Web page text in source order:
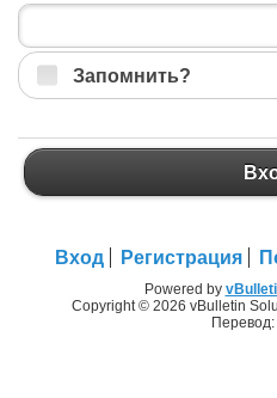
Запомнить?
Вход Регистрация
Powered by
Copyright © 2026 vBulletin
Перевод: